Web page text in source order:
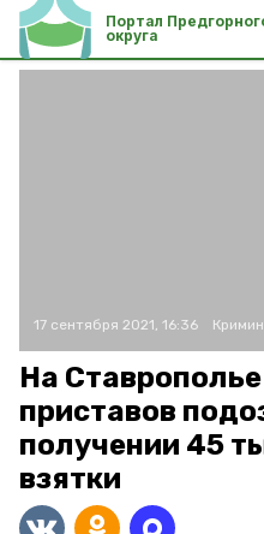
Портал
округа
17 сентября 2021, 16:36
На
приставов
получении 45
взятки